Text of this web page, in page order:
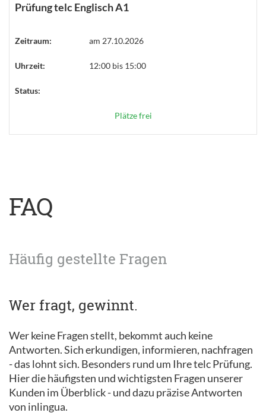
Prüfung telc Englisch A1
Zeitraum: am 27.10.2026
Uhrzeit: 12:00 bis 15:00
Status:
Plätze frei
FAQ
Häufig gestellte Fragen
Wer fragt, gewinnt.
Wer keine Fragen stellt, bekommt auch keine
Antworten. Sich erkundigen, informieren, nachfragen
- das lohnt sich. Besonders rund um Ihre telc Prüfung.
Hier die häufigsten und wichtigsten Fragen unserer
Kunden im Überblick - und dazu präzise Antworten
von inlingua.